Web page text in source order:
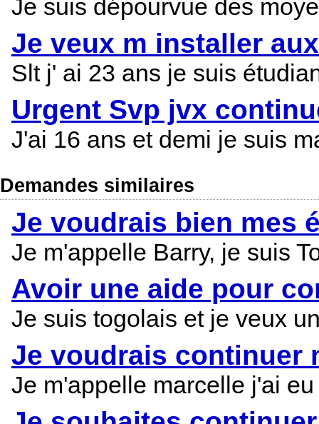
Je suis dépourvue des
Je veux m installer
Slt j' ai 23 ans je suis
Urgent Svp jvx
J'ai 16 ans et demi je suis
Demandes similaires
Je voudrais bien mes
Je m'appelle Barry, je suis
Avoir une aide pour
Je suis togolais et je veux
Je voudrais continuer
Je m'appelle marcelle j'ai